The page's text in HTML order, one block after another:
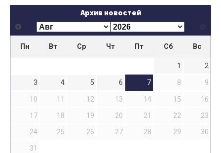
Архив новостей
Пн Вт Ср Чт Пт Сб Вс
1
2
3
4 5 6 7 8
9
10
11 12 13 14 15
16
17
18 19 20 21 22
23
24
25 26 27 28 29
30
31